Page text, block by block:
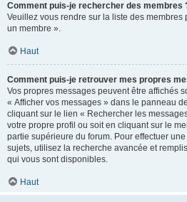
Comment puis-je rechercher des membres
Veuillez vous rendre sur la liste des
un membre ».
Haut
Comment puis-je retrouver mes propres
Vos propres messages peuvent être affichés
« Afficher vos messages » dans le panneau
cliquant sur le lien « Rechercher les
votre propre profil ou soit en cliquant sur le
partie supérieure du forum. Pour effectuer
sujets, utilisez la recherche avancée et
qui vous sont disponibles.
Haut